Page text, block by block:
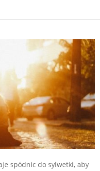
spódnic do sylwetki, aby